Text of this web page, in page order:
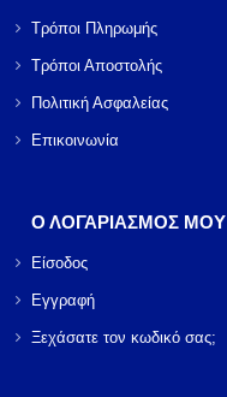
Τρόποι Πληρωμής
Τρόποι Αποστολής
Πολιτική Ασφαλείας
Επικοινωνία
Ο ΛΟΓΑΡΙΑΣΜΟΣ ΜΟΥ
Είσοδος
Εγγραφή
Ξεχάσατε τον κωδικό σας;